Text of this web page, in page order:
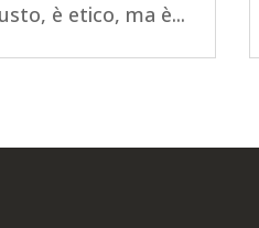
è etico, ma è...